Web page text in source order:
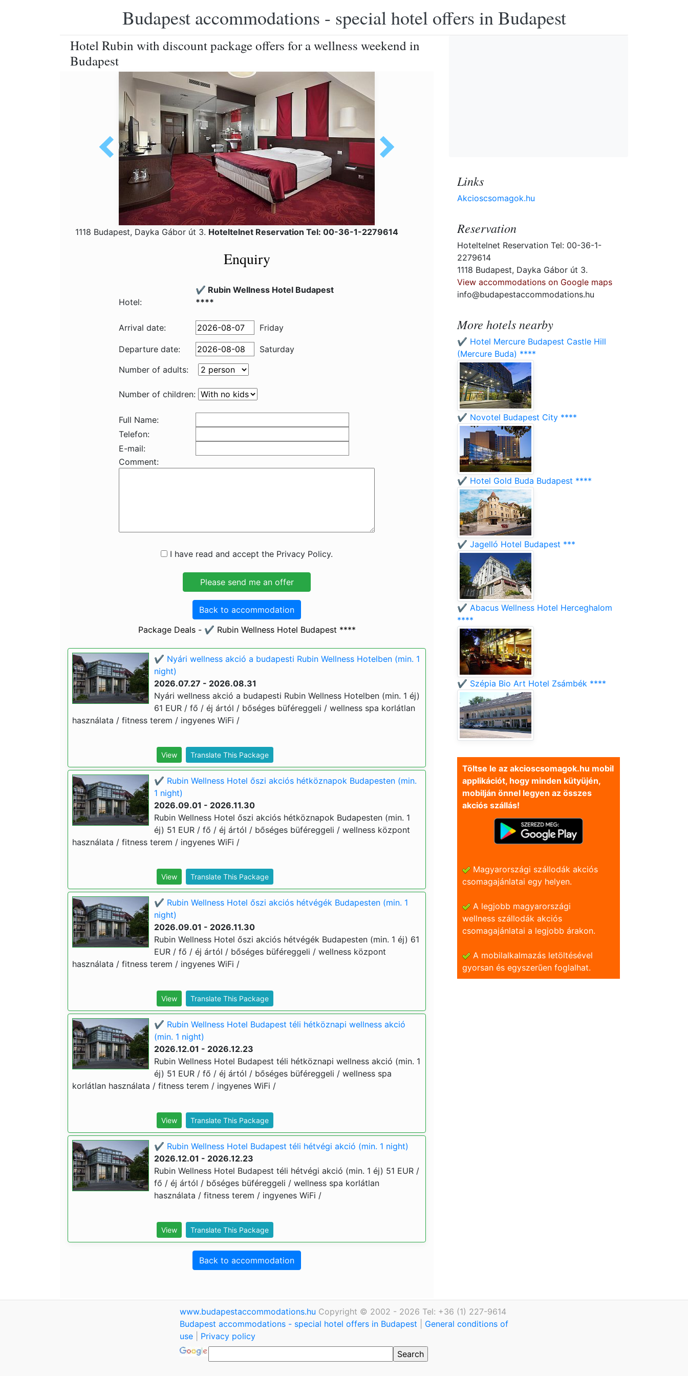
Budapest accommodations - special hotel offers in Budapest
Hotel Rubin with discount package offers for a wellness weekend in
Budapest
1118 Budapest, Dayka Gábor út 3. Hoteltelnet Reservation Tel: 00-36-1-2279614
Enquiry
Hotel:
✔️ Rubin Wellness Hotel Budapest
****
Arrival date: Friday
Departure date:
Saturday
Number of adults:
Number of children:
Full Name:
Telefon:
E-mail:
Comment:
I have read and accept the Privacy Policy.
Back to accommodation
Package Deals - ✔️ Rubin Wellness Hotel Budapest ****
✔️ Nyári wellness akció a budapesti Rubin Wellness Hotelben (min. 1
night)
2026.07.27 - 2026.08.31
Nyári wellness akció a budapesti Rubin Wellness Hotelben (min. 1 éj)
61 EUR / fő / éj ártól / bőséges büféreggeli / wellness spa korlátlan
használata / fitness terem / ingyenes WiFi /
View Translate This Package
✔️ Rubin Wellness Hotel őszi akciós hétköznapok Budapesten (min.
1 night)
2026.09.01 - 2026.11.30
Rubin Wellness Hotel őszi akciós hétköznapok Budapesten (min. 1
éj) 51 EUR / fő / éj ártól / bőséges büféreggeli / wellness központ
használata / fitness terem / ingyenes WiFi /
View Translate This Package
✔️ Rubin Wellness Hotel őszi akciós hétvégék Budapesten (min. 1
night)
2026.09.01 - 2026.11.30
Rubin Wellness Hotel őszi akciós hétvégék Budapesten (min. 1 éj) 61
EUR / fő / éj ártól / bőséges büféreggeli / wellness központ
használata / fitness terem / ingyenes WiFi /
View Translate This Package
✔️ Rubin Wellness Hotel Budapest téli hétköznapi wellness akció
(min. 1 night)
2026.12.01 - 2026.12.23
Rubin Wellness Hotel Budapest téli hétköznapi wellness akció (min. 1
éj) 51 EUR / fő / éj ártól / bőséges büféreggeli / wellness spa
korlátlan használata / fitness terem / ingyenes WiFi /
View Translate This Package
✔️ Rubin Wellness Hotel Budapest téli hétvégi akció (min. 1 night)
2026.12.01 - 2026.12.23
Rubin Wellness Hotel Budapest téli hétvégi akció (min. 1 éj) 51 EUR /
fő / éj ártól / bőséges büféreggeli / wellness spa korlátlan
használata / fitness terem / ingyenes WiFi /
View Translate This Package
Back to accommodation
Links
Akcioscsomagok.hu
Reservation
Hoteltelnet Reservation Tel: 00-36-1-
2279614
1118 Budapest, Dayka Gábor út 3.
View accommodations on Google maps
info@budapestaccommodations.hu
More hotels nearby
✔️ Hotel Mercure Budapest Castle Hill
(Mercure Buda) ****
✔️ Novotel Budapest City ****
✔️ Hotel Gold Buda Budapest ****
✔️ Jagelló Hotel Budapest ***
✔️ Abacus Wellness Hotel Herceghalom
****
✔️ Szépia Bio Art Hotel Zsámbék ****
Töltse le az akcioscsomagok.hu mobil
applikációt, hogy minden kütyüjén,
mobilján önnel legyen az összes
akciós szállás!
Magyarországi szállodák akciós
csomagajánlatai egy helyen.
A legjobb magyarországi
wellness szállodák akciós
csomagajánlatai a legjobb árakon.
A mobilalkalmazás letöltésével
gyorsan és egyszerũen foglalhat.
www.budapestaccommodations.hu Copyright © 2002 - 2026 Tel: +36 (1) 227-9614
Budapest accommodations - special hotel offers in Budapest
General conditions of
use
Privacy policy